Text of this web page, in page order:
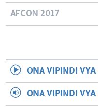
AFCON 2017
ONA VIPINDI VYA
ONA VIPINDI VYA